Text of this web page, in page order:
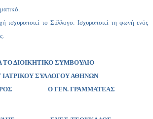
το Σύλλογο. Ισχυροποιεί τη φωνή ενός
ΤΟ ΔΙΟΙΚΗΤΙΚΟ ΣΥΜΒΟΥΛΙΟ
ΙΑΤΡΙΚΟΥ ΣΥΛΛΟΓΟΥ ΑΘΗΝΩΝ
Ο ΓΕΝ. ΓΡΑΜΜΑΤΕΑΣ